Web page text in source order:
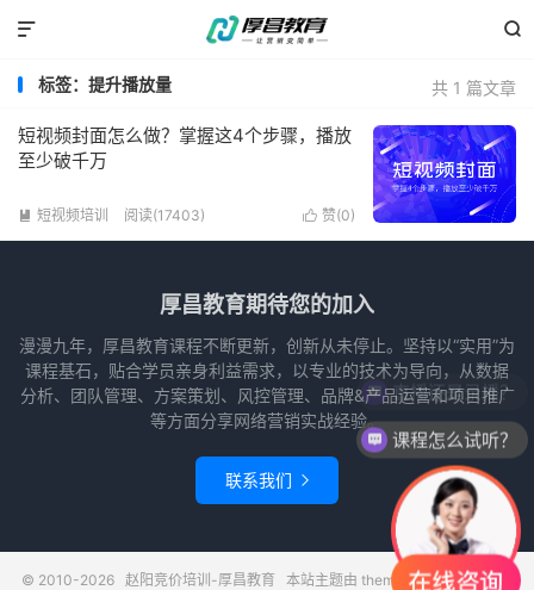


共 1 篇文章
标签：提升播放量
短视频封面怎么做？掌握这4个步骤，播放
至少破千万
 赞(0)
 短视频培训 阅读(17403)
厚昌教育期待您的加入
漫漫九年，厚昌教育课程不断更新，创新从未停止。坚持以“实用”为
课程基石，贴合学员亲身利益需求，以专业的技术为导向，从数据
分析、团队管理、方案策划、风控管理、品牌&产品运营和项目推广
等方面分享网络营销实战经验。
联系我们 
© 2010-2026 赵阳竞价培训-厚昌教育 本站主题由 themebetter提供网站
直播还是录播？
课程怎么试听？